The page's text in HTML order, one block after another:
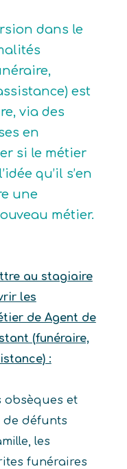
dans le
est
via des
en
si le métier
qu’il s’en
une
métier.
au stagiaire
les
de Agent de
(funéraire,
:
obsèques et
de défunts
les
funéraires